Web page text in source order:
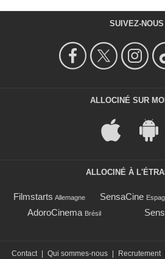
SUIVEZ-NOUS
ALLOCINÉ SUR
ALLOCINÉ À
Filmstarts Allemagne SensaCine
AdoroCinema Brésil
Contact Qui sommes-nous Recrutement